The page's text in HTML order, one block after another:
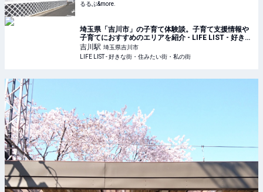
るるぶ&more.
埼玉県「吉川市」の子育て体験談。子育て支援情報や
子育てにおすすめのエリアを紹介 - LIFE LIST - 好きな
街・住みたい街・私の街
吉川駅 埼玉県吉川市
LIFE LIST - 好きな街・住みたい街・私の街